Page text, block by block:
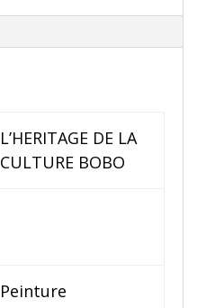
L’HERITAGE DE LA
CULTURE BOBO
Peinture